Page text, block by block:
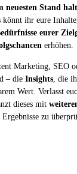
neuesten Stand
könnt ihr eure
eurer
erhöhen.
Marketing, SEO
– die Insights , die
Wert. Verlasst
dieses mit
zu